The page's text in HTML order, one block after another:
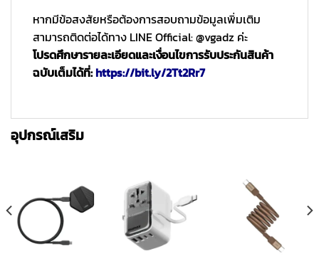
หากมีข้อสงสัยหรือต้องการสอบถามข้อมูลเพิ่มเติม
สามารถติดต่อได้ทาง LINE Official: @vgadz ค่ะ
โปรดศึกษารายละเอียดและเงื่อนไขการรับประกันสินค้า
ฉบับเต็มได้ที่:https://bit.ly/2Tt2Rr7
อุปกรณ์เสริม